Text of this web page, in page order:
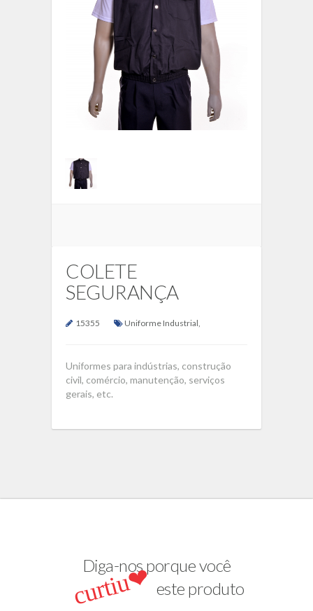
COLETE
SEGURANÇA
15355 Uniforme Industrial
Uniformes para indústrias, construção
civil, comércio, manutenção, serviços
gerais, etc.
Diga-nos porque você
curtiu❤ este produto